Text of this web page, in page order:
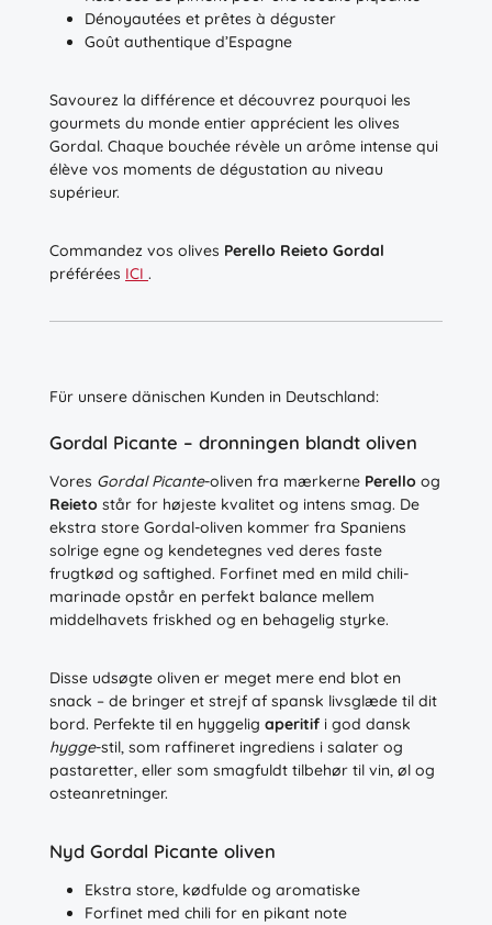
Dénoyautées et prêtes à déguster
Goût authentique d’Espagne
Savourez la différence et découvrez pourquoi les
gourmets du monde entier apprécient les olives
Gordal. Chaque bouchée révèle un arôme intense qui
élève vos moments de dégustation au niveau
supérieur.
Commandez vos olives Perello Reieto Gordal
préférées ICI .
Für unsere dänischen Kunden in Deutschland:
Gordal Picante – dronningen blandt oliven
Vores Gordal Picante-oliven fra mærkerne Perello og
Reieto står for højeste kvalitet og intens smag. De
ekstra store Gordal-oliven kommer fra Spaniens
solrige egne og kendetegnes ved deres faste
frugtkød og saftighed. Forfinet med en mild chili-
marinade opstår en perfekt balance mellem
middelhavets friskhed og en behagelig styrke.
Disse udsøgte oliven er meget mere end blot en
snack – de bringer et strejf af spansk livsglæde til dit
bord. Perfekte til en hyggelig aperitif i god dansk
hygge-stil, som raffineret ingrediens i salater og
pastaretter, eller som smagfuldt tilbehør til vin, øl og
osteanretninger.
Nyd Gordal Picante oliven
Ekstra store, kødfulde og aromatiske
Forfinet med chili for en pikant note